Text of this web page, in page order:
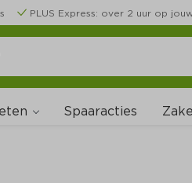
PLUS Express: over 2 uur op
Spaaracties